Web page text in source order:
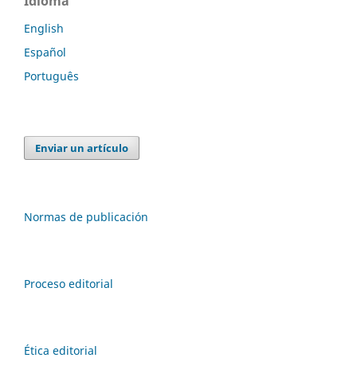
English
Español
Português
Enviar un artículo
Normas de publicación
Proceso editorial
Ética editorial